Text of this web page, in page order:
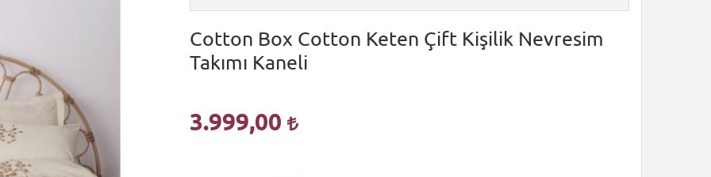
Cotton Box Cotton Keten Çift Kişilik Nevresim
Takımı Kaneli
3.999,00